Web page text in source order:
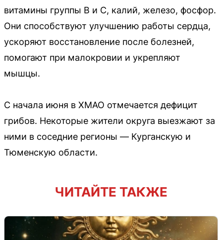
витамины группы B и C, калий, железо, фосфор.
Они способствуют улучшению работы сердца,
ускоряют восстановление после болезней,
помогают при малокровии и укрепляют
мышцы.
С начала июня в ХМАО отмечается дефицит
грибов. Некоторые жители округа выезжают за
ними в соседние регионы — Курганскую и
Тюменскую области.
ЧИТАЙТЕ ТАКЖЕ